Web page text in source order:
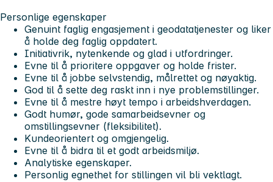
Personlige egenskaper
Genuint faglig engasjement i geodatatjenester og liker
å holde deg faglig oppdatert.
Initiativrik, nytenkende og glad i utfordringer.
Evne til å prioritere oppgaver og holde frister.
Evne til å jobbe selvstendig, målrettet og nøyaktig.
God til å sette deg raskt inn i nye problemstillinger.
Evne til å mestre høyt tempo i arbeidshverdagen.
Godt humør, gode samarbeidsevner og
omstillingsevner (fleksibilitet).
Kundeorientert og omgjengelig.
Evne til å bidra til et godt arbeidsmiljø.
Analytiske egenskaper.
Personlig egnethet for stillingen vil bli vektlagt.